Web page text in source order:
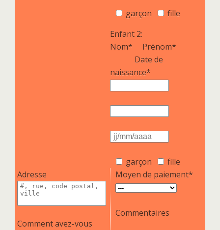
garçon
fille
Enfant 2:
Nom*
Prénom*
Date de
naissance*
garçon
fille
Adresse
Comment avez-vous
Moyen de paiement*
Commentaires